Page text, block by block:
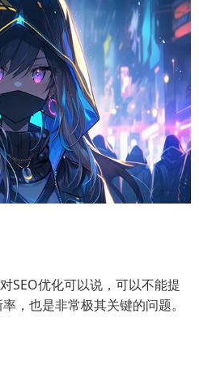
SEO优化可以说，可以不能提
，也是非常极其关键的问题。